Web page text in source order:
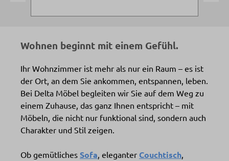
Wohnen beginnt mit einem Gefühl.
Ihr Wohnzimmer ist mehr als nur ein Raum – es ist
der Ort, an dem Sie ankommen, entspannen, leben.
Bei Delta Möbel begleiten wir Sie auf dem Weg zu
einem Zuhause, das ganz Ihnen entspricht – mit
Möbeln, die nicht nur funktional sind, sondern auch
Charakter und Stil zeigen.
Ob gemütliches Sofa , eleganter Couchtisch